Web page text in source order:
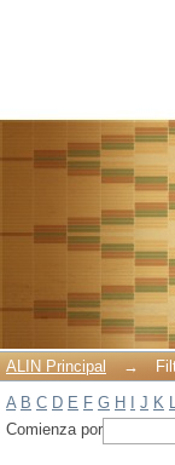
ALIN Principal →
A B C D E F G H J K
Comienza por